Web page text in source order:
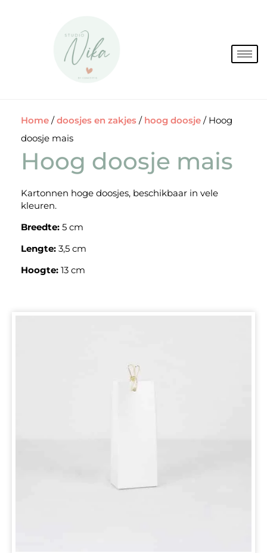
Home /doosjes en zakjes / hoog doosje / Hoog
doosje mais
Hoog doosje mais
Kartonnen hoge doosjes, beschikbaar in vele
kleuren.
Breedte: 5 cm
Lengte: 3,5 cm
Hoogte: 13 cm